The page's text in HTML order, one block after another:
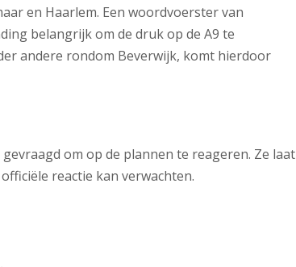
en Haarlem. Een woordvoerster van
belangrijk om de druk op de A9 te
andere rondom Beverwijk, komt hierdoor
om op de plannen te reageren. Ze laat
reactie kan verwachten.